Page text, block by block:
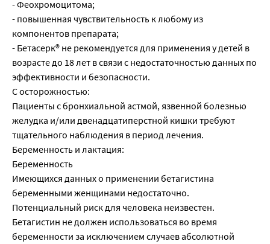
- Феохромоцитома;
- повышенная чувствительность к любому из
компонентов препарата;
- Бетасерк® не рекомендуется для применения у детей в
возрасте до 18 лет в связи с недостаточностью данных по
эффективности и безопасности.
С осторожностью:
Пациенты с бронхиальной астмой, язвенной болезнью
желудка и/или двенадцатиперстной кишки требуют
тщательного наблюдения в период лечения.
Беременность и лактация:
Беременность
Имеющихся данных о применении бетагистина
беременными женщинами недостаточно.
Потенциальный риск для человека неизвестен.
Бетагистин не должен использоваться во время
беременности за исключением случаев абсолютной